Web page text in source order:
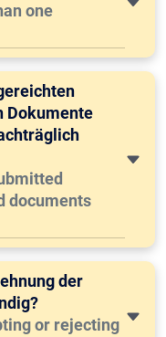
one
Dokumente
documents
der
or rejecting